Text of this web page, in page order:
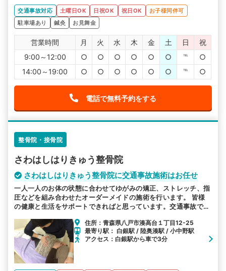
心感が出てきました。先生を信じて通っていきたいと思い
ます。
交通事故対応 土曜日OK 日祝OK 祝日OK
お子様同伴可
駐車場あり
鍼灸 お見舞金
営業時間 月 火 水 木 金 土 日
祝
9:00～12:00
○ ○ ○ ○ ○ ○ ℡
○
14:00～19:00
○ ○ ○ ○ ○ ○ ℡ ○
電話で無料予約をする
整骨院・接骨院
さわはしはりきゅう整骨院
さわはしはりきゅう整骨院に交通事故施術はお任せ
一人一人のお体の状態に合わせてゆがみの矯正、ストレッチ、指
圧などを組み合わせたオーダーメイドの施術を行います。 皆様
の健康と生活をサポートできればと思っています。交通事故でお
住所：青森県八戸市湊高台１丁目12-25
最寄り駅： 白銀駅 / 陸奥湊駅 / 小中野駅
アクセス：白銀駅から車で3分